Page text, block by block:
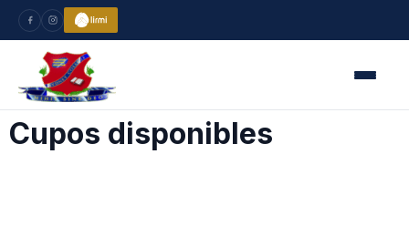
Cupos disponibles